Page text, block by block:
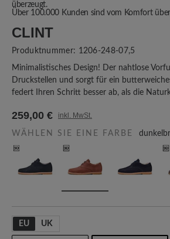
Über 100.000 Kunden sind vom Komfort
CLINT
Produktnummer: 1206-248-07,5
Minimalistisches Design! Der nahtlose
Druckstellen und sorgt für ein
federt Ihren Schritt besser ab, als die
259,00 € inkl. MwSt.
WÄHLEN SIE EINE FARBE
EU UK